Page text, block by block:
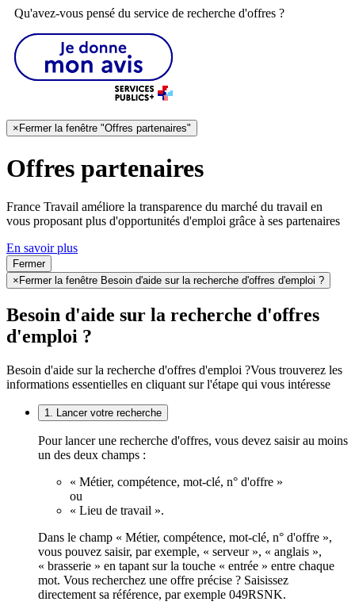
Qu'avez-vous pensé du service de recherche d'offres ?
× Fermer la fenêtre "Offres partenaires"
Offres partenaires
France Travail améliore la transparence du marché du travail en
vous proposant plus d'opportunités d'emploi grâce à ses partenaires
En savoir plus
Fermer
× Fermer la fenêtre Besoin d'aide sur la recherche d'offres d'emploi ?
Besoin d'aide sur la recherche d'offres
d'emploi ?
Besoin d'aide sur la recherche d'offres d'emploi ?Vous trouverez les
informations essentielles en cliquant sur l'étape qui vous intéresse
1. Lancer votre recherche
Pour lancer une recherche d'offres, vous devez saisir au moins
un des deux champs :
« Métier, compétence, mot-clé, n° d'offre »
ou
« Lieu de travail ».
Dans le champ « Métier, compétence, mot-clé, n° d'offre »,
vous pouvez saisir, par exemple, « serveur », « anglais »,
« brasserie » en tapant sur la touche « entrée » entre chaque
mot. Vous recherchez une offre précise ? Saisissez
directement sa référence, par exemple 049RSNK.